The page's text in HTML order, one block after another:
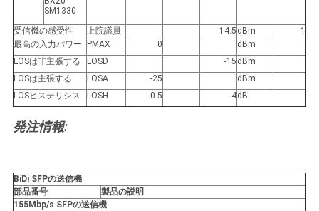
シ
ー
SM1330
受信機の感受性 上院議員 -14.5 dBm
1
最高の入力パワー
PMAX 0
dBm
LOSは非主張する
LOSD -15 dBm
LOSは主張する
LOSA -25
dBm
LOSヒステリシス
LOSH 0.5 4dB
発注情報:
BiDi SFPの送信機
部品番号
製品の説明
155Mbp/s SFPの送信機